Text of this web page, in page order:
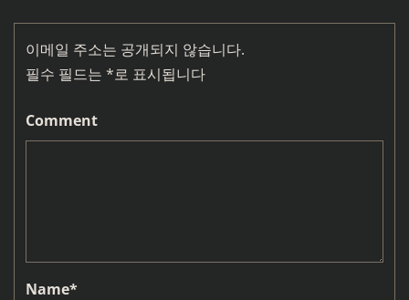
이메일 주소는 공개되지 않습니다.
필수 필드는 *로 표시됩니다
Comment
Name*